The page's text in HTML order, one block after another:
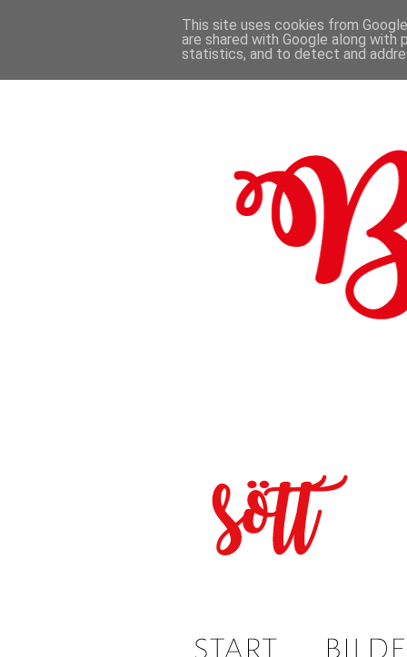
This site uses cookies from
are shared with Google along
statistics, and to detect and